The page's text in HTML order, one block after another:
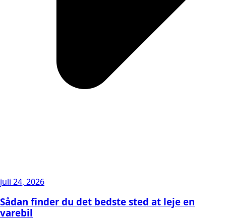
juli 24, 2026
Sådan finder du det bedste sted at leje en
varebil